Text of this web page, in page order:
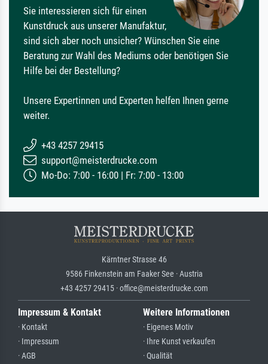
Sie interessieren sich für einen
Kunstdruck aus unserer Manufaktur,
sind sich aber noch unsicher? Wünschen Sie eine
Beratung zur Wahl des Mediums oder benötigen Sie
Hilfe bei der Bestellung?
Unsere Expertinnen und Experten helfen Ihnen gerne
weiter.
+43 4257 29415
support@meisterdrucke.com
Mo-Do: 7:00 - 16:00 | Fr: 7:00 - 13:00
Kärntner Strasse 46
9586 Finkenstein am Faaker See · Austria
+43 4257 29415 · office@meisterdrucke.com
Impressum & Kontakt
· Kontakt
· Impressum
· AGB
Weitere Informationen
· Eigenes Motiv
· Ihre Kunst verkaufen
· Qualität